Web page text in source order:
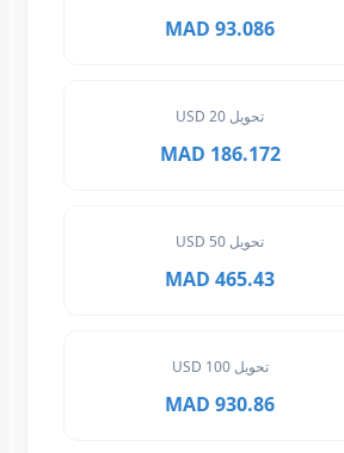
93.086 MAD
186.172 MAD
465.43 MAD
تحويل 100 USD
930.86 MAD